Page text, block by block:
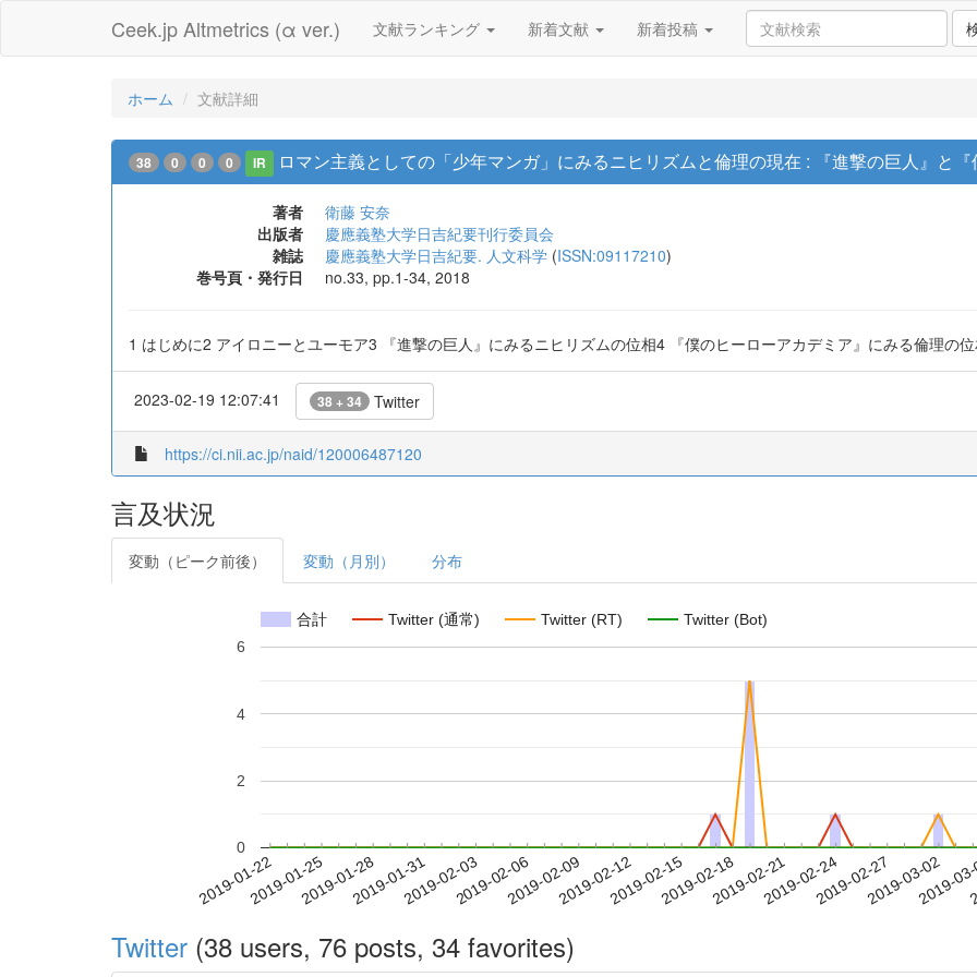
Ceek.jp Altmetrics (α ver.) 文献ランキング 新着文献 新着投稿
ホーム 文献詳細
38 0 0 0 IR ロマン主義としての「少年マンガ」にみるニヒリズムと倫理の現在 : 『進撃の巨人』と『
著者
衛藤 安奈
出版者
慶應義塾大学日吉紀要刊行委員会
雑誌
慶應義塾大学日吉紀要. 人文科学 (ISSN:09117210)
巻号頁・発行日
no.33, pp.1-34, 2018
1 はじめに2 アイロニーとユーモア3 『進撃の巨人』にみるニヒリズムの位相4 『僕のヒーローアカデミア』にみる倫理の
2023-02-19 12:07:41 38 + 34 Twitter
https://ci.nii.ac.jp/naid/120006487120
言及状況
変動（ピーク前後） 変動（月別） 分布
合計 Twitter (通常) Twitter (RT) Twitter (Bot)
2019-01-222019-01-252019-01-282019-01-312019-02-032019-02-062019-02-092019-02-122019-02-152019-02-182019-02-212019-02-242019-02-272019-03-02
2019-
0
2
4
6
Twitter (38 users, 76 posts, 34 favorites)